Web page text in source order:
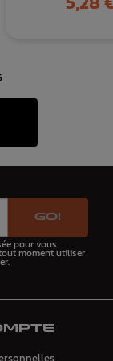
GO!
pour vous
moment utiliser